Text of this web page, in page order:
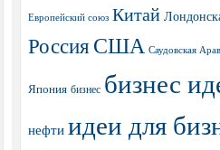
Европейский союз Китай
РоссияСША Саудовская
Япония бизнес бизнес
нефти идеи для